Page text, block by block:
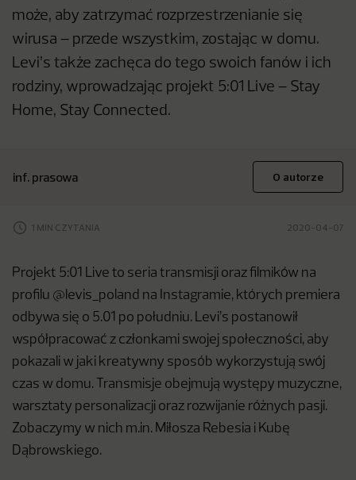
może, aby zatrzymać rozprzestrzenianie się
wirusa – przede wszystkim, zostając w domu.
Levi’s także zachęca do tego swoich fanów i ich
rodziny, wprowadzając projekt 5:01 Live – Stay
Home, Stay Connected.
inf. prasowa O autorze
1 MIN CZYTANIA 2020-04-07
Projekt 5:01 Live to seria transmisji oraz filmików na
profilu @levis_poland na Instagramie, których premiera
odbywa się o 5.01 po południu. Levi’s postanowił
współpracować z członkami swojej społeczności, aby
pokazali w jaki kreatywny sposób wykorzystują swój
czas w domu. Transmisje obejmują występy muzyczne,
warsztaty personalizacji oraz rozwijanie różnych pasji.
Zobaczymy w nich m.in. Miłosza Rebesia i Kubę
Dąbrowskiego.